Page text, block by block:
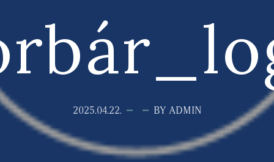
2025.04.22. BY ADMIN